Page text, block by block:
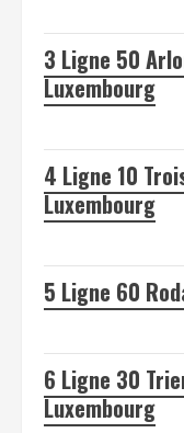
3 Ligne 50
Luxembourg
4 Ligne 10
Luxembourg
5 Ligne 60
6 Ligne 30
Luxembourg